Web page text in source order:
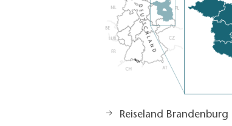
Reiseland Brandenburg